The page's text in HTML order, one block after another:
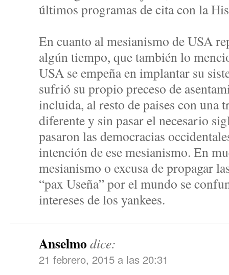
últimos programas de cita con la
En cuanto al mesianismo de USA
algún tiempo, que también lo
USA se empeña en implantar su
sufrió su propio preceso de
incluida, al resto de paises con
diferente y sin pasar el necesario
pasaron las democracias
intención de ese mesianismo. En
mesianismo o excusa de propagar
“pax Useña” por el mundo se
intereses de los yankees.
Anselmodice:
21 febrero, 2015 a las 20:31